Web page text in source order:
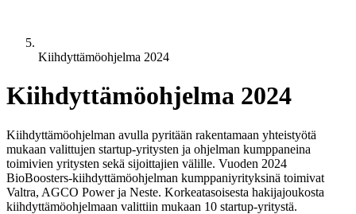
Kiihdyttämöohjelma 2024
Kiihdyttämöohjelma 2024
Kiihdyttämöohjelman avulla pyritään rakentamaan yhteistyötä
mukaan valittujen startup-yritysten ja ohjelman kumppaneina
toimivien yritysten sekä sijoittajien välille. Vuoden 2024
BioBoosters-kiihdyttämöohjelman kumppaniyrityksinä toimivat
Valtra, AGCO Power ja Neste. Korkeatasoisesta hakijajoukosta
kiihdyttämöohjelmaan valittiin mukaan 10 startup-yritystä.